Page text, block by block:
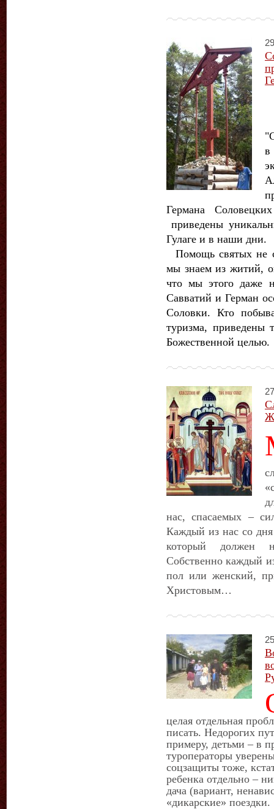
Германа
приведены
Гулаге и в наши дни.
Помощь святых не
мы знаем из житий,
что мы этого даже
Савватий и Герман
Соловки. Кто
туризма, приведены
Божественной целью.
нас, спасаемых –
Каждый из нас со дня
который должен
Собственно каждый
пол или женский,
Христовым…
целая отдельная
писать. Недорогих
примеру, детьми – в
туроператоры
соцзащиты тоже,
ребенка отдельно –
дача (вариант,
«дикарские» поездки.